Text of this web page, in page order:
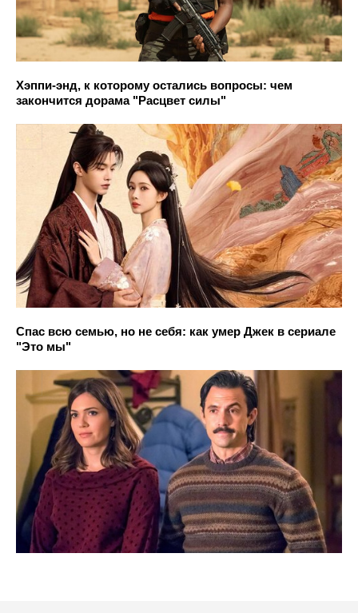
Хэппи-энд, к которому остались вопросы: чем
закончится дорама "Расцвет силы"
Спас всю семью, но не себя: как умер Джек в сериале
"Это мы"